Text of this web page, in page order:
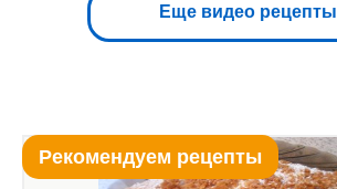
Еще видео рецепты
Рекомендуем рецепты